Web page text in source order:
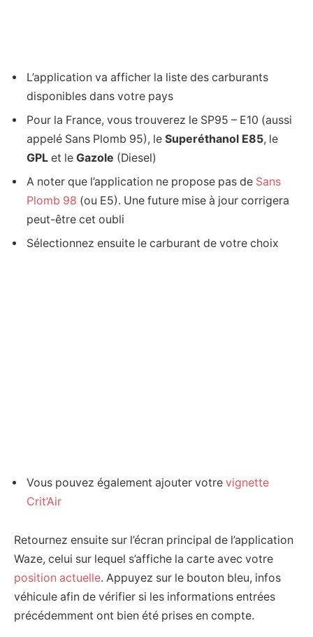
L’application va afficher la liste des carburants
disponibles dans votre pays
Pour la France, vous trouverez le SP95 – E10 (aussi
appelé Sans Plomb 95), le Superéthanol E85, le
GPL et le Gazole (Diesel)
A noter que l’application ne propose pas de Sans
Plomb 98 (ou E5). Une future mise à jour corrigera
peut-être cet oubli
Sélectionnez ensuite le carburant de votre choix
Vous pouvez également ajouter votre vignette
Crit’Air
Retournez ensuite sur l’écran principal de l’application
Waze, celui sur lequel s’affiche la carte avec votre
position actuelle. Appuyez sur le bouton bleu, infos
véhicule afin de vérifier si les informations entrées
précédemment ont bien été prises en compte.